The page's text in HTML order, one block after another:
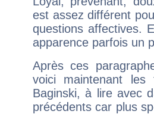
est assez différent
questions affectives.
apparence parfois un
Après ces
voici maintenant les
Baginski, à lire avec
précédents car plus